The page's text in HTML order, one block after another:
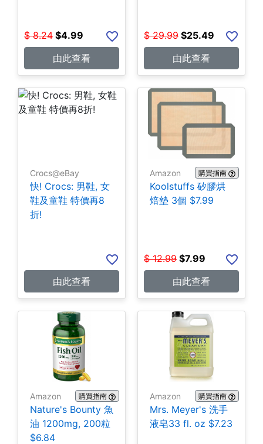
$ 8.24 $4.99
由此查看
$ 29.99 $25.49
由此查看
Crocs@eBay
快! Crocs: 男鞋, 女
鞋及童鞋 特價再8
折!
由此查看
Amazon 購買指南
Koolstuffs 矽膠烘
焙墊 3個 $7.99
$ 12.99 $7.99
由此查看
Amazon 購買指南
Nature's Bounty 魚
油 1200mg, 200粒
$6.84
Amazon 購買指南
Mrs. Meyer's 洗手
液皂33 fl. oz $7.23